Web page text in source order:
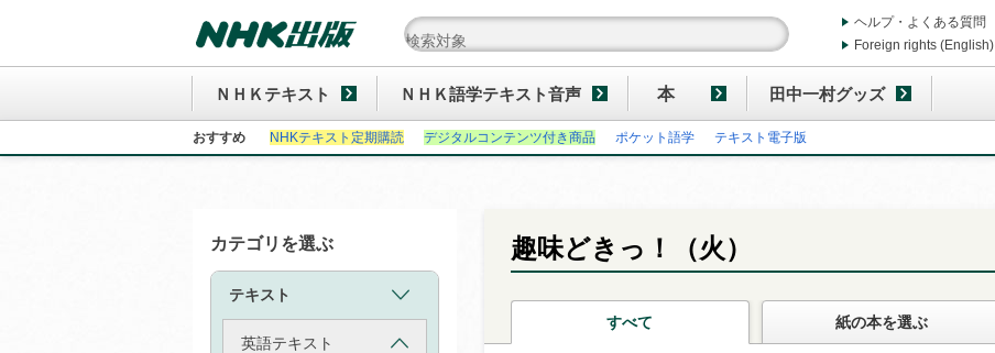
ヘルプ・よくある質問
Foreign rights (English)
ＮＨＫテキスト ＮＨＫ語学テキスト音声 本 田中一村グッズ
おすすめ NHKテキスト定期購読 デジタルコンテンツ付き商品 ポケット語学 テキスト電子版
趣味どきっ！（火）
すべて 紙の本を選ぶ
カテゴリを選ぶ
テキスト
英語テキスト